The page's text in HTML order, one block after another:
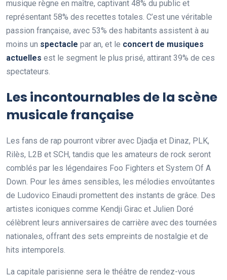
musique règne en maître, captivant 48% du public et
représentant 58% des recettes totales. C’est une véritable
passion française, avec 53% des habitants assistent à au
moins un spectacle par an, et le concert de musiques
actuelles est le segment le plus prisé, attirant 39% de ces
spectateurs.
Les incontournables de la scène
musicale française
Les fans de rap pourront vibrer avec Djadja et Dinaz, PLK,
Rilès, L2B et SCH, tandis que les amateurs de rock seront
comblés par les légendaires Foo Fighters et System Of A
Down. Pour les âmes sensibles, les mélodies envoûtantes
de Ludovico Einaudi promettent des instants de grâce. Des
artistes iconiques comme Kendji Girac et Julien Doré
célèbrent leurs anniversaires de carrière avec des tournées
nationales, offrant des sets empreints de nostalgie et de
hits intemporels.
La capitale parisienne sera le théâtre de rendez-vous